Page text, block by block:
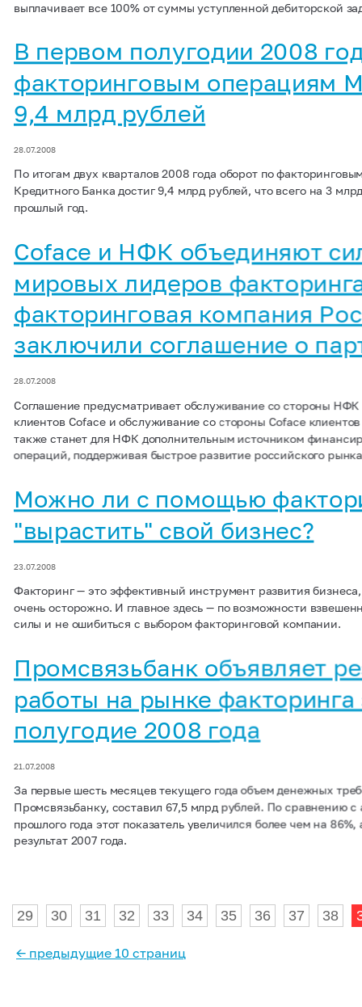
выплачивает все 100% от суммы уступленной дебиторской
В первом полугодии 2008
факторинговым операциям
9,4 млрд рублей
28.07.2008
По итогам двух кварталов 2008 года оборот по
Кредитного Банка достиг 9,4 млрд рублей, что всего на 3
прошлый год.
Coface и НФК объединяют
мировых лидеров
факторинговая компания
заключили соглашение о
28.07.2008
Соглашение предусматривает обслуживание со стороны
клиентов Coface и обслуживание со стороны Coface
также станет для НФК дополнительным источником
операций, поддерживая быстрое развитие российского
Можно ли с помощью
"вырастить" свой бизнес?
23.07.2008
Факторинг — это эффективный инструмент развития
очень осторожно. И главное здесь — по возможности
силы и не ошибиться с выбором факторинговой компании.
Промсвязьбанк объявляет
работы на рынке факторинга
полугодие 2008 года
21.07.2008
За первые шесть месяцев текущего года объем денежных
Промсвязьбанку, составил 67,5 млрд рублей. По сравнению
прошлого года этот показатель увеличился более чем на
результат 2007 года.
29 30 31 32 33 34 35 36 37 38
← предыдущие 10 страниц